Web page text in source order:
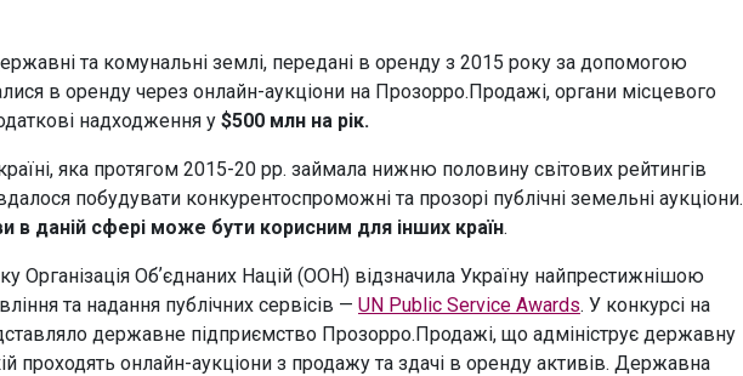
та комунальні землі, передані в оренду з 2015 року за допомогою
в оренду через онлайн-аукціони на Прозорро.Продажі, органи місцевого
надходження у $500 млн на рік.
яка протягом 2015-20 рр. займала нижню половину світових рейтингів
побудувати конкурентоспроможні та прозорі публічні земельні аукціони.
в даній сфері може бути корисним для інших країн.
Організація Обʼєднаних Націй (ООН) відзначила Україну найпрестижнішою
та надання публічних сервісів — UN Public Service Awards. У конкурсі на
державне підприємство Прозорро.Продажі, що адмініструє державну
проходять онлайн-аукціони з продажу та здачі в оренду активів. Державна